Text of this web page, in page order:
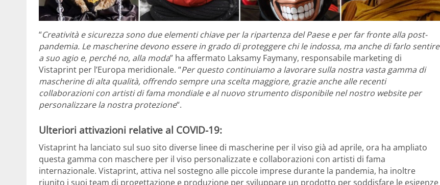
“Creatività e sicurezza sono due elementi chiave per la ripartenza del Paese e per far fronte alla post-
pandemia. Le mascherine devono essere in grado di proteggere chi le indossa, ma anche di farlo sentire
a suo agio e, perché no, alla moda” ha affermato Laksamy Faymany, responsabile marketing di
Vistaprint per l’Europa meridionale. “Per questo continuiamo a lavorare sulla nostra vasta gamma di
mascherine di alta qualità, offrendo sempre una scelta maggiore, grazie anche alle recenti
collaborazioni con artisti di fama mondiale e al nuovo strumento disponibile nel nostro website per
personalizzare la nostra protezione“.
Ulteriori attivazioni relative al COVID-19:
Vistaprint ha lanciato sul suo sito diverse linee di mascherine per il viso già ad aprile, ora ha ampliato
questa gamma con maschere per il viso personalizzate e collaborazioni con artisti di fama
internazionale. Vistaprint, attiva nel sostegno alle piccole imprese durante la pandemia, ha inoltre
riunito i suoi team di progettazione e produzione per sviluppare un prodotto per soddisfare le esigenze